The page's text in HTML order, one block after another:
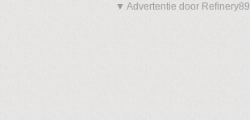
▼ Advertentie door Refinery89